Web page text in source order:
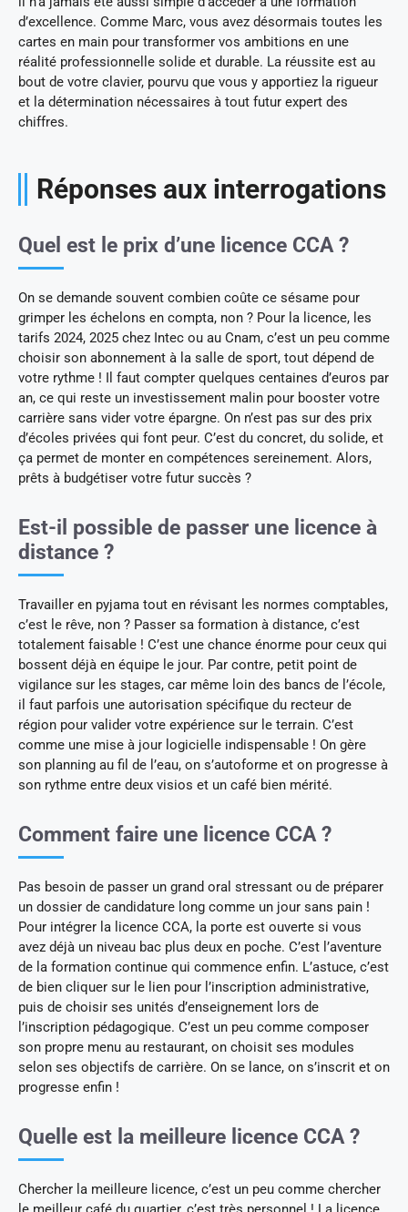
d’excellence. Comme Marc, vous avez désormais toutes les
cartes en main pour transformer vos ambitions en une
réalité professionnelle solide et durable. La réussite est au
bout de votre clavier, pourvu que vous y apportiez la rigueur
et la détermination nécessaires à tout futur expert des
chiffres.
Réponses aux interrogations
Quel est le prix d’une licence CCA ?
On se demande souvent combien coûte ce sésame pour
grimper les échelons en compta, non ? Pour la licence, les
tarifs 2024, 2025 chez Intec ou au Cnam, c’est un peu comme
choisir son abonnement à la salle de sport, tout dépend de
votre rythme ! Il faut compter quelques centaines d’euros par
an, ce qui reste un investissement malin pour booster votre
carrière sans vider votre épargne. On n’est pas sur des prix
d’écoles privées qui font peur. C’est du concret, du solide, et
ça permet de monter en compétences sereinement. Alors,
prêts à budgétiser votre futur succès ?
Est-il possible de passer une licence à
distance ?
Travailler en pyjama tout en révisant les normes comptables,
c’est le rêve, non ? Passer sa formation à distance, c’est
totalement faisable ! C’est une chance énorme pour ceux qui
bossent déjà en équipe le jour. Par contre, petit point de
vigilance sur les stages, car même loin des bancs de l’école,
il faut parfois une autorisation spécifique du recteur de
région pour valider votre expérience sur le terrain. C’est
comme une mise à jour logicielle indispensable ! On gère
son planning au fil de l’eau, on s’autoforme et on progresse à
son rythme entre deux visios et un café bien mérité.
Comment faire une licence CCA ?
Pas besoin de passer un grand oral stressant ou de préparer
un dossier de candidature long comme un jour sans pain !
Pour intégrer la licence CCA, la porte est ouverte si vous
avez déjà un niveau bac plus deux en poche. C’est l’aventure
de la formation continue qui commence enfin. L’astuce, c’est
de bien cliquer sur le lien pour l’inscription administrative,
puis de choisir ses unités d’enseignement lors de
l’inscription pédagogique. C’est un peu comme composer
son propre menu au restaurant, on choisit ses modules
selon ses objectifs de carrière. On se lance, on s’inscrit et on
progresse enfin !
Quelle est la meilleure licence CCA ?
Chercher la meilleure licence, c’est un peu comme chercher